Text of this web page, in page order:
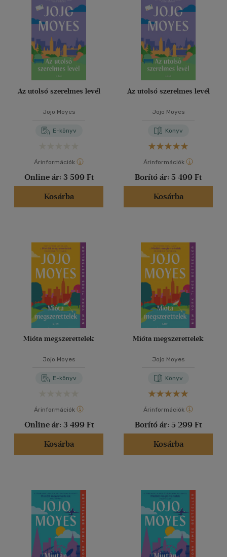
Az utolsó szerelmes levél
Jojo Moyes
E-könyv
Árinformációk
Online ár: 3 599 Ft
Kosárba
Az utolsó szerelmes levél
Jojo Moyes
Könyv
Árinformációk
Borító ár: 5 499 Ft
Kosárba
Mióta megszerettelek
Jojo Moyes
E-könyv
Árinformációk
Online ár: 3 499 Ft
Kosárba
Mióta megszerettelek
Jojo Moyes
Könyv
Árinformációk
Borító ár: 5 299 Ft
Kosárba